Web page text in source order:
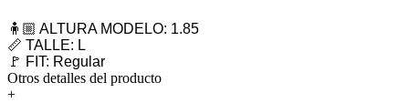
🧍🏼 ALTURA MODELO: 1.85
📏 TALLE: L
🚩 FIT: Regular
Otros detalles del producto
+